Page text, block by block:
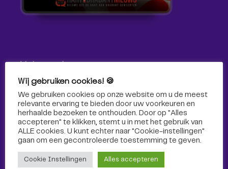
Volg ons!
Volg Omroep Tilburg niet alleen hier, maar ook via social
media!
Wij gebruiken cookies! 🍪
We gebruiken cookies op onze website om u de meest
relevante ervaring te bieden door uw voorkeuren en
herhaalde bezoeken te onthouden. Door op "Alles
accepteren" te klikken, stemt u in met het gebruik van
ALLE cookies. U kunt echter naar "Cookie-instellingen"
gaan om een ​​gecontroleerde toestemming te geven.
Cookie Instellingen Alles accepteren